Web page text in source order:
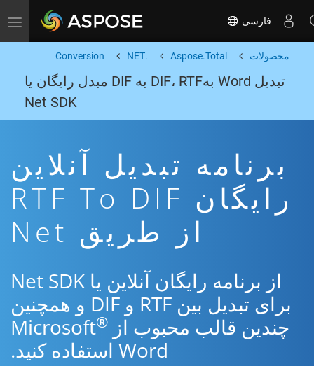
Toggle navigation فارسی
محصولات Aspose.Total
.NET
Conversion
تبدیل Word بهDIF، RTF به DIF مبدل رایگان یا
Net SDK
برنامه تبدیل آنلاین
رایگان RTF To DIF
از طریق Net
از برنامه رایگان آنلاین یا Net SDK
برای تبدیل بین RTF و DIF و همچنین
چندین قالب محبوب از Microsoft ®
Word استفاده کنید.